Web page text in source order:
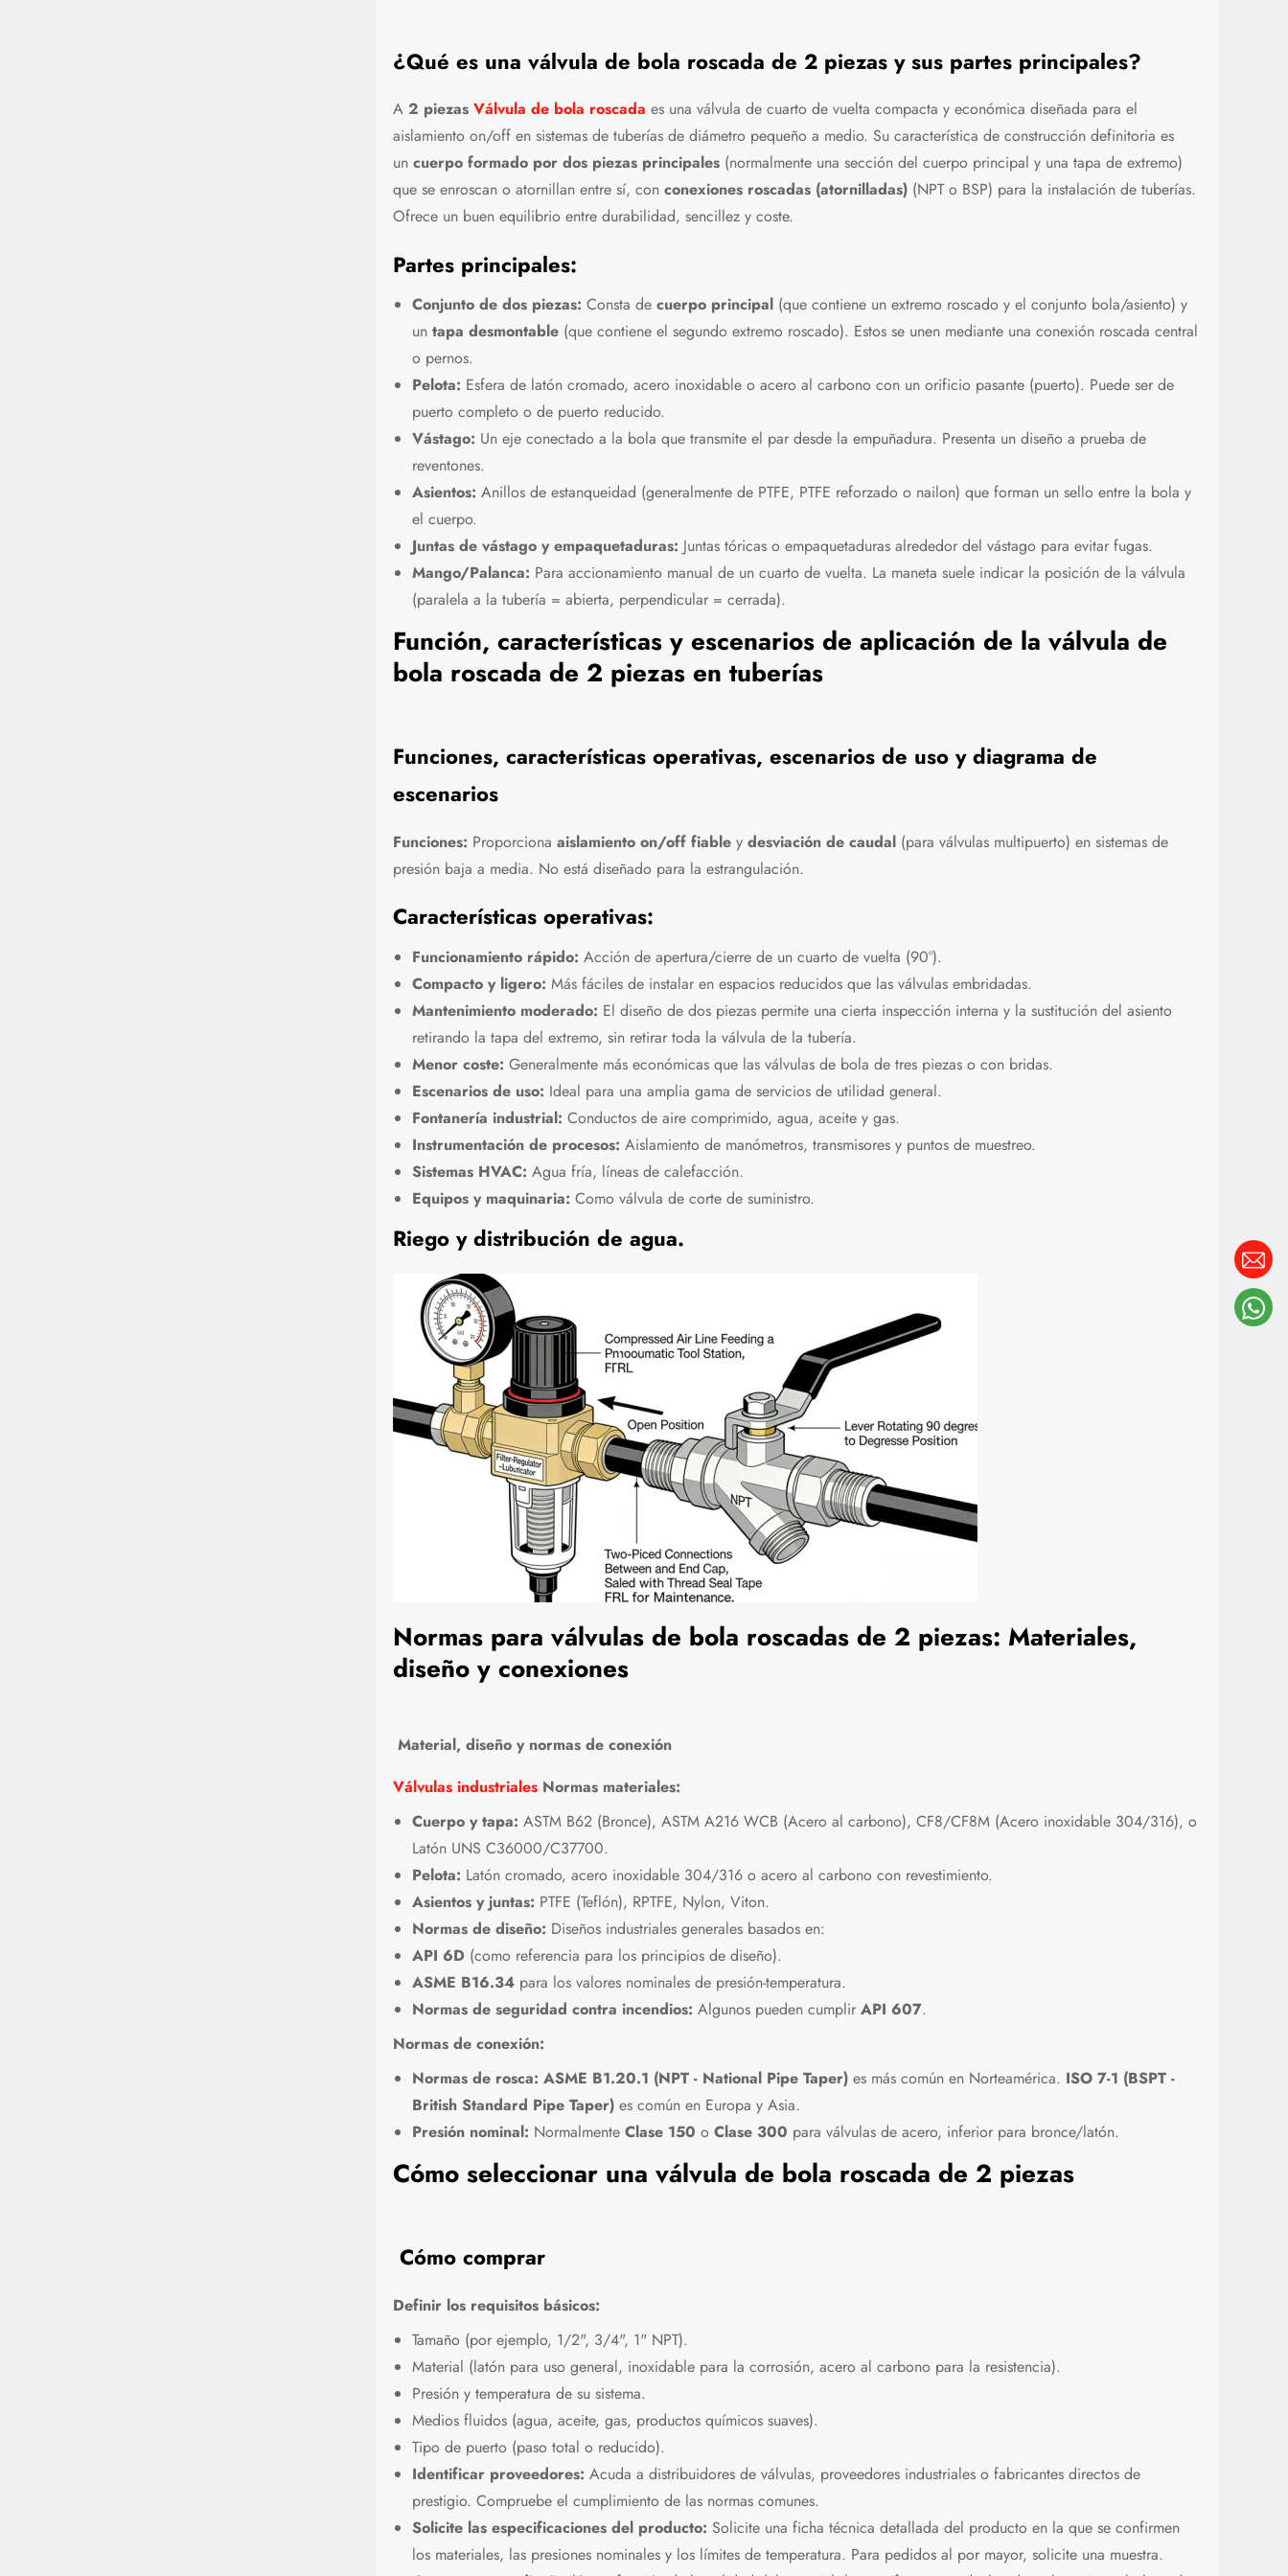
¿Qué es una válvula de bola roscada de 2 piezas y sus partes principales?
A 2 piezas Válvula de bola roscada es una válvula de cuarto de vuelta compacta y económica diseñada para el
aislamiento on/off en sistemas de tuberías de diámetro pequeño a medio. Su característica de construcción definitoria es
un cuerpo formado por dos piezas principales(normalmente una sección del cuerpo principal y una tapa de extremo)
que se enroscan o atornillan entre sí, con conexiones roscadas (atornilladas)(NPT o BSP) para la instalación de tuberías.
Ofrece un buen equilibrio entre durabilidad, sencillez y coste.
Partes principales:
Conjunto de dos piezas: Consta de cuerpo principal(que contiene un extremo roscado y el conjunto bola/asiento) y
un tapa desmontable(que contiene el segundo extremo roscado). Estos se unen mediante una conexión roscada central
o pernos.
Pelota: Esfera de latón cromado, acero inoxidable o acero al carbono con un orificio pasante (puerto). Puede ser de
puerto completo o de puerto reducido.
Vástago: Un eje conectado a la bola que transmite el par desde la empuñadura. Presenta un diseño a prueba de
reventones.
Asientos: Anillos de estanqueidad (generalmente de PTFE, PTFE reforzado o nailon) que forman un sello entre la bola y
el cuerpo.
Juntas de vástago y empaquetaduras: Juntas tóricas o empaquetaduras alrededor del vástago para evitar fugas.
Mango/Palanca: Para accionamiento manual de un cuarto de vuelta. La maneta suele indicar la posición de la válvula
(paralela a la tubería = abierta, perpendicular = cerrada).
Función, características y escenarios de aplicación de la válvula de
bola roscada de 2 piezas en tuberías
Funciones, características operativas, escenarios de uso y diagrama de
escenarios
Funciones: Proporciona aislamiento on/off fiabley desviación de caudal(para válvulas multipuerto) en sistemas de
presión baja a media. No está diseñado para la estrangulación.
Características operativas:
Funcionamiento rápido: Acción de apertura/cierre de un cuarto de vuelta (90°).
Compacto y ligero: Más fáciles de instalar en espacios reducidos que las válvulas embridadas.
Mantenimiento moderado: El diseño de dos piezas permite una cierta inspección interna y la sustitución del asiento
retirando la tapa del extremo, sin retirar toda la válvula de la tubería.
Menor coste: Generalmente más económicas que las válvulas de bola de tres piezas o con bridas.
Escenarios de uso: Ideal para una amplia gama de servicios de utilidad general.
Fontanería industrial: Conductos de aire comprimido, agua, aceite y gas.
Instrumentación de procesos: Aislamiento de manómetros, transmisores y puntos de muestreo.
Sistemas HVAC: Agua fría, líneas de calefacción.
Equipos y maquinaria: Como válvula de corte de suministro.
Riego y distribución de agua.
Normas para válvulas de bola roscadas de 2 piezas: Materiales,
diseño y conexiones
Material, diseño y normas de conexión
Válvulas industrialesNormas materiales:
Cuerpo y tapa: ASTM B62 (Bronce), ASTM A216 WCB (Acero al carbono), CF8/CF8M (Acero inoxidable 304/316), o
Latón UNS C36000/C37700.
Pelota: Latón cromado, acero inoxidable 304/316 o acero al carbono con revestimiento.
Asientos y juntas: PTFE (Teflón), RPTFE, Nylon, Viton.
Normas de diseño: Diseños industriales generales basados en:
API 6D (como referencia para los principios de diseño).
ASME B16.34para los valores nominales de presión-temperatura.
Normas de seguridad contra incendios: Algunos pueden cumplir API 607.
Normas de conexión:
Normas de rosca: ASME B1.20.1 (NPT - National Pipe Taper)es más común en Norteamérica. ISO 7-1 (BSPT -
British Standard Pipe Taper)es común en Europa y Asia.
Presión nominal: Normalmente Clase 150 o Clase 300 para válvulas de acero, inferior para bronce/latón.
Cómo seleccionar una válvula de bola roscada de 2 piezas
Cómo comprar
Definir los requisitos básicos:
Tamaño (por ejemplo, 1/2", 3/4", 1" NPT).
Material (latón para uso general, inoxidable para la corrosión, acero al carbono para la resistencia).
Presión y temperatura de su sistema.
Medios fluidos (agua, aceite, gas, productos químicos suaves).
Tipo de puerto (paso total o reducido).
Identificar proveedores: Acuda a distribuidores de válvulas, proveedores industriales o fabricantes directos de
prestigio. Compruebe el cumplimiento de las normas comunes.
Solicite las especificaciones del producto: Solicite una ficha técnica detallada del producto en la que se confirmen
los materiales, las presiones nominales y los límites de temperatura. Para pedidos al por mayor, solicite una muestra.